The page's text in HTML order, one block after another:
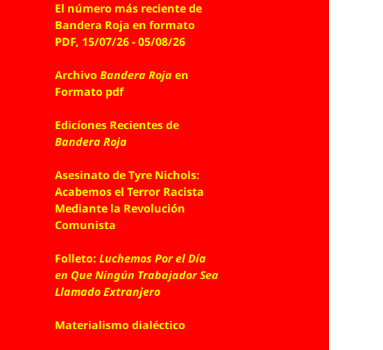
El número más reciente de
Bandera Roja en formato
PDF, 15/07/26 - 05/08/26
ArchivoBandera Rojaen
Formato pdf
Edicíones Recientes de
Bandera Roja
Asesinato de Tyre Nichols:
Acabemos el Terror Racista
Mediante la Revolución
Comunista
Folleto:Luchemos Por el Día
en Que Ningún Trabajador Sea
Llamado Extranjero
Materialismo dialéctico